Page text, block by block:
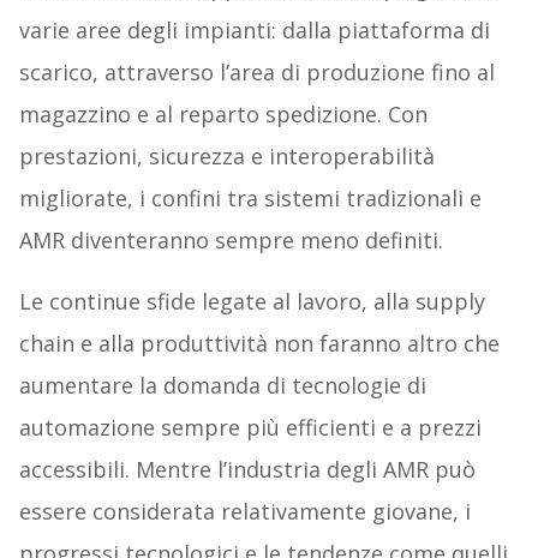
varie aree degli impianti: dalla piattaforma di
scarico, attraverso l’area di produzione fino al
magazzino e al reparto spedizione. Con
prestazioni, sicurezza e interoperabilità
migliorate, i confini tra sistemi tradizionali e
AMR diventeranno sempre meno definiti.
Le continue sfide legate al lavoro, alla supply
chain e alla produttività non faranno altro che
aumentare la domanda di tecnologie di
automazione sempre più efficienti e a prezzi
accessibili. Mentre l’industria degli AMR può
essere considerata relativamente giovane, i